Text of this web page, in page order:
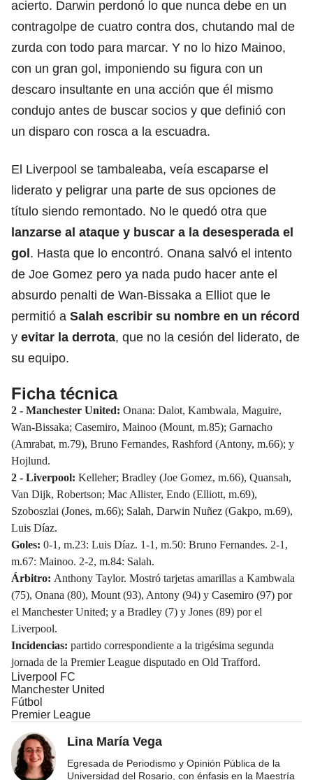
acierto. Darwin perdonó lo que nunca debe en un
contragolpe de cuatro contra dos, chutando mal de
zurda con todo para marcar. Y no lo hizo Mainoo,
con un gran gol, imponiendo su figura con un
descaro insultante en una acción que él mismo
condujo antes de buscar socios y que definió con
un disparo con rosca a la escuadra.
El Liverpool se tambaleaba, veía escaparse el
liderato y peligrar una parte de sus opciones de
título siendo remontado. No le quedó otra que
lanzarse al ataque y buscar a la desesperada el
gol. Hasta que lo encontró. Onana salvó el intento
de Joe Gomez pero ya nada pudo hacer ante el
absurdo penalti de Wan-Bissaka a Elliot que le
permitió a Salah escribir su nombre en un récord
y evitar la derrota, que no la cesión del liderato, de
su equipo.
Ficha técnica
2 - Manchester United: Onana: Dalot, Kambwala, Maguire,
Wan-Bissaka; Casemiro, Mainoo (Mount, m.85); Garnacho
(Amrabat, m.79), Bruno Fernandes, Rashford (Antony, m.66); y
Hojlund.
2 - Liverpool: Kelleher; Bradley (Joe Gomez, m.66), Quansah,
Van Dijk, Robertson; Mac Allister, Endo (Elliott, m.69),
Szoboszlai (Jones, m.66); Salah, Darwin Nuñez (Gakpo, m.69),
Luis Díaz.
Goles: 0-1, m.23: Luis Díaz. 1-1, m.50: Bruno Fernandes. 2-1,
m.67: Mainoo. 2-2, m.84: Salah.
Árbitro: Anthony Taylor. Mostró tarjetas amarillas a Kambwala
(75), Onana (80), Mount (93), Antony (94) y Casemiro (97) por
el Manchester United; y a Bradley (7) y Jones (89) por el
Liverpool.
Incidencias: partido correspondiente a la trigésima segunda
jornada de la Premier League disputado en Old Trafford.
Liverpool FC
Manchester United
Fútbol
Premier League
Lina María Vega
Egresada de Periodismo y Opinión Pública de la
Universidad del Rosario, con énfasis en la Maestría